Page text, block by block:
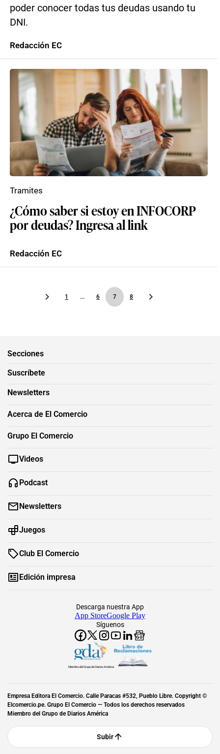
poder conocer todas tus deudas usando tu
DNI.
Redacción EC
¿Cómo saber si estoy en INFOCORP
por deudas? Ingresa al link
Tramites
Redacción EC
1 ... 6 7 8
Secciones
Suscríbete
Newsletters
Acerca de El Comercio
Grupo El Comercio
Videos
Podcast
Newsletters
Juegos
Club El Comercio
Edición impresa
Síguenos
Descarga nuestra App
App StoreGoogle Play
Miembro del Grupo de Diarios América
Empresa Editora El Comercio. Calle Paracas #532, Pueblo Libre. Copyright ©
Elcomercio.pe. Grupo El Comercio — Todos los derechos reservados
Miembro del Grupo de Diarios América
Subir